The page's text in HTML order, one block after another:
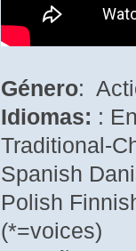
Género:
Idiomas: :
Traditional-
Spanish
Polish
(*=voices)